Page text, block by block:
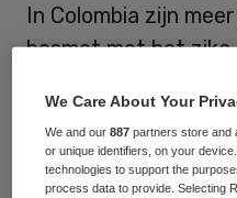
In Colombia zijn
besmet met het
ministerie voor
land bekend. Het
volwassenen, maar
We Care About Your
We and our887 partners store and
or unique identifiers, on your
technologies to support the
process data to provide. Selecting